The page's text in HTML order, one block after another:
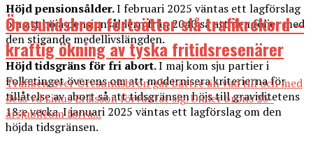
Höjd pensionsålder.I februari 2025 väntas ett lagförslag
om att höja pensionsåldern från 2040 så att den följer med
den stigande medellivslängden.
Höjd tidsgräns för fri abort.I maj kom sju partier i
Folketinget överens om att modernisera kriterierna för
tillåtelse av abort så att tidsgränsen höjs till graviditetens
18:e vecka. I januari 2025 väntas ett lagförslag om den
höjda tidsgränsen.
Öresundsbron fortsätter slå trafikrekord –
kraftig ökning av tyska fritidsresenärer
Trafiken över Öresundsbron går bättre än vad till och med
dess vd Linus Eriksson förväntat sig. Under brons 25-
årsjubileum förra...